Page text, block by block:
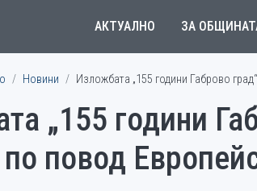
АКТУАЛНО ЗА
Новини Изложбата „155 години Габрово
„155 години
повод